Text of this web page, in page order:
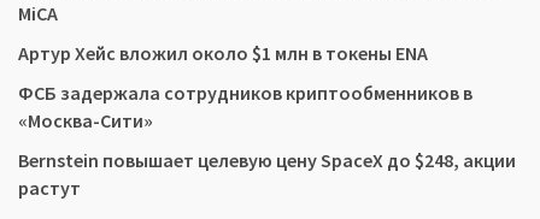
MiCA
Артур Хейс вложил около $1 млн в токены ENA
ФСБ задержала сотрудников криптообменников в
«Москва-Сити»
Bernstein повышает целевую цену SpaceX до $248, акции
растут